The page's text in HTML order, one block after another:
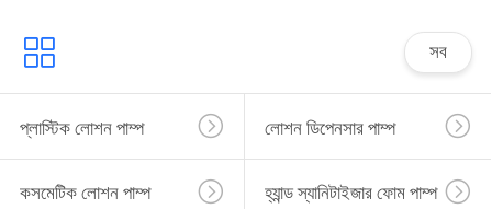
সব
প্লাস্টিক লোশন পাম্প লোশন ডিপেনসার পাম্প
কসমেটিক লোশন পাম্প হ্যান্ড স্যানিটাইজার ফোম পাম্প